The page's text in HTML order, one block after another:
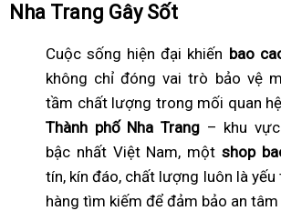
Nha Trang Gây Sốt
Cuộc sống hiện đại khiến bao
không chỉ đóng vai trò bảo vệ
tầm chất lượng trong mối quan
Thành phố Nha Trang– khu vực
bậc nhất Việt Nam, một shop
tín, kín đáo, chất lượng luôn là yếu
hàng tìm kiếm để đảm bảo an tâm